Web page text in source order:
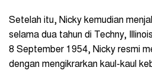
Setelah itu, Nicky kemudian
selama dua tahun di Techny,
8 September 1954, Nicky resmi
dengan mengikrarkan kaul-kaul